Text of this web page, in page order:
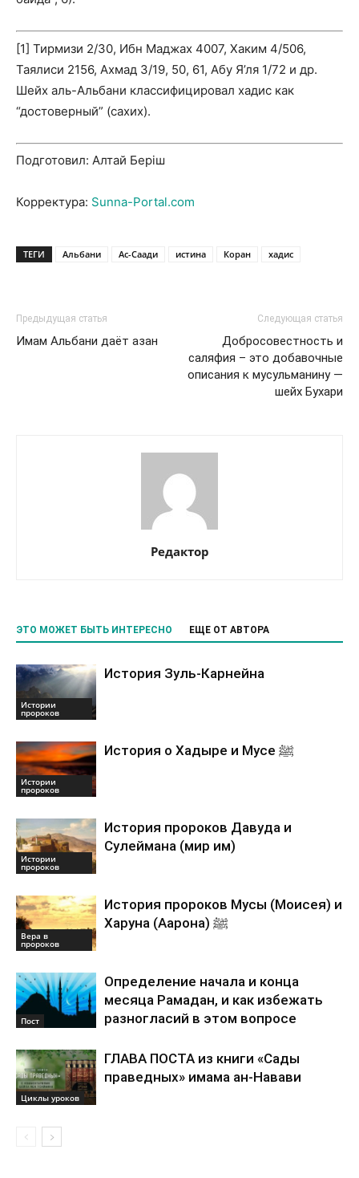
[1] Тирмизи 2/30, Ибн Маджах 4007, Хаким 4/506,
Таялиси 2156, Ахмад 3/19, 50, 61, Абу Я’ля 1/72 и др.
Шейх аль-Альбани классифицировал хадис как
“достоверный” (сахих).
Подготовил: Алтай Беріш
Корректура: Sunna-Portal.com
ТЕГИ Альбани Ас-Саади истина Коран хадис
Предыдущая статья
Имам Альбани даёт азан
Следующая статья
Добросовестность и
саляфия – это добавочные
описания к мусульманину —
шейх Бухари
Редактор
ЭТО МОЖЕТ БЫТЬ ИНТЕРЕСНО ЕЩЕ ОТ АВТОРА
Истории
пророков
История Зуль-Карнейна
Истории
пророков
История о Хадыре и Мусе ﷺ
Истории
пророков
История пророков Давуда и
Сулеймана (мир им)
Вера в
пророков
История пророков Мусы (Моисея) и
Харуна (Аарона) ﷺ
Пост
Определение начала и конца
месяца Рамадан, и как избежать
разногласий в этом вопросе
Циклы уроков
ГЛАВА ПОСТА из книги «Сады
праведных» имама ан-Навави